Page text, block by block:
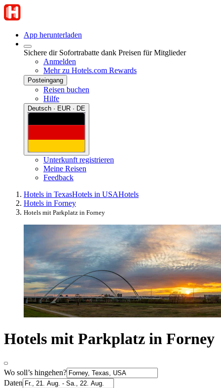
App herunterladen
Sichere dir Sofortrabatte dank Preisen für Mitglieder
Anmelden
Mehr zu Hotels.com Rewards
Posteingang
Reisen buchen
Hilfe
Deutsch · EUR · DE
Unterkunft registrieren
Meine Reisen
Feedback
Hotels in TexasHotels in USAHotels
Hotels in Forney
Hotels mit Parkplatz in Forney
Hotels mit Parkplatz in Forney
Wo soll’s hingehen?
Daten